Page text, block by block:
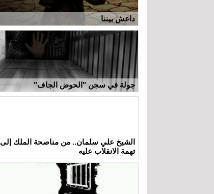
داعش بيننا
جولة في سجن "الحوض الجاف"
الشيخ علي سلمان.. من مناصحة الملك إلى
تهمة الانقلاب عليه